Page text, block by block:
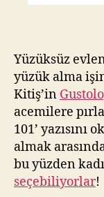
Yüzüksüz
yüzük alma
Kitiş’in
acemilere
101’ yazısını
almak
bu yüzden
seçebiliyorlar!